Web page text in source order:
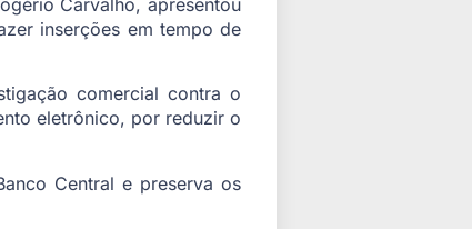
Carvalho, apresentou
inserções em tempo de
comercial contra o
eletrônico, por reduzir o
Central e preserva os